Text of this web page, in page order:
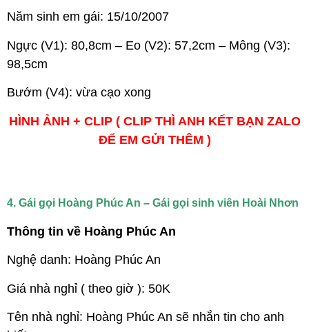
Năm sinh em gái: 15/10/2007
Ngực (V1): 80,8cm – Eo (V2): 57,2cm – Mông (V3):
98,5cm
Bướm (V4): vừa cạo xong
HÌNH ẢNH + CLIP ( CLIP THÌ ANH KẾT BẠN ZALO
ĐỂ EM GỬI THÊM )
4. Gái gọi Hoàng Phúc An – Gái gọi sinh viên Hoài Nhơn
Thông tin về Hoàng Phúc An
Nghệ danh: Hoàng Phúc An
Giá nhà nghỉ ( theo giờ ): 50K
Tên nhà nghỉ: Hoàng Phúc An sẽ nhắn tin cho anh